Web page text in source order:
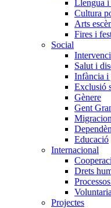
Llengua i
Cultura
Arts
Fires i
Social
Salut i
Infància i
Exclusió
Gènere
Gent
Educació
Internacional
Drets
Projectes